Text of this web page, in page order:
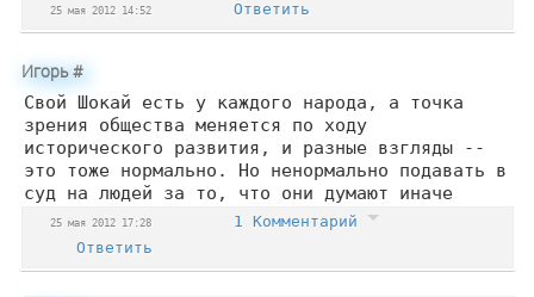
25 мая 2012 14:52 Ответить
Игорь#
Свой Шокай есть у каждого народа, а точка
зрения общества меняется по ходу
исторического развития, и разные взгляды --
это тоже нормально. Но ненормально подавать в
суд на людей за то, что они думают иначе
25 мая 2012 17:28
1 Комментарий
Ответить